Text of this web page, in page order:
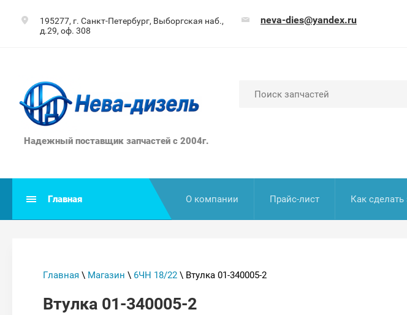
195277, г. Санкт-Петербург, Выборгская наб.,
д.29, оф. 308
neva-dies@yandex.ru
Надежный поставщик запчастей с 2004г.
Главная О компании Прайс-лист Как сделать
Главная \ Магазин \ 6ЧН 18/22 \ Втулка 01-340005-2
Втулка 01-340005-2